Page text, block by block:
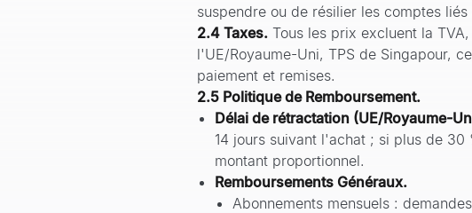
suspendre ou de résilier les comptes
2.4 Taxes. Tous les prix excluent la
l'UE/Royaume-Uni, TPS de Singapour,
paiement et remises.
2.5 Politique de Remboursement.
Délai de rétractation (UE/Royaume-
14 jours suivant l'achat ; si plus de
montant proportionnel.
Remboursements Généraux.
Abonnements mensuels :